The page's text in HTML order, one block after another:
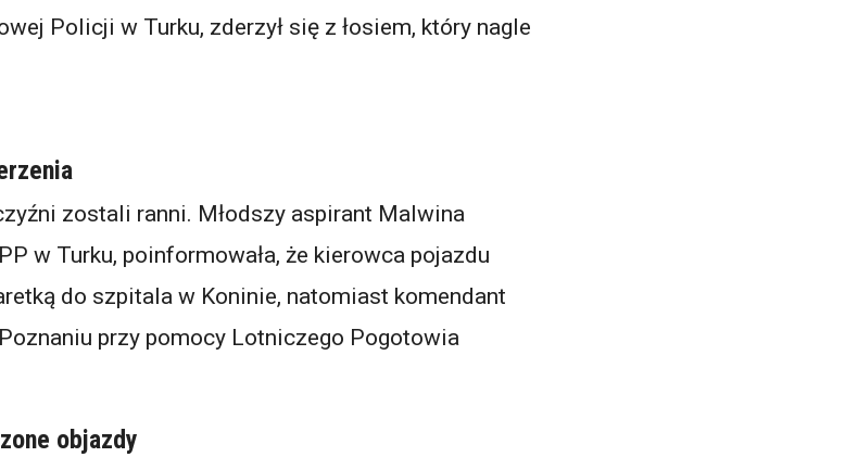
Policji w Turku, zderzył się z łosiem, który nagle
zostali ranni. Młodszy aspirant Malwina
w Turku, poinformowała, że kierowca pojazdu
do szpitala w Koninie, natomiast komendant
przy pomocy Lotniczego Pogotowia
objazdy